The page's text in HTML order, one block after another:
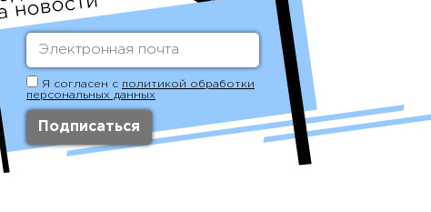
Я согласен с политикой обработки
персональных данных